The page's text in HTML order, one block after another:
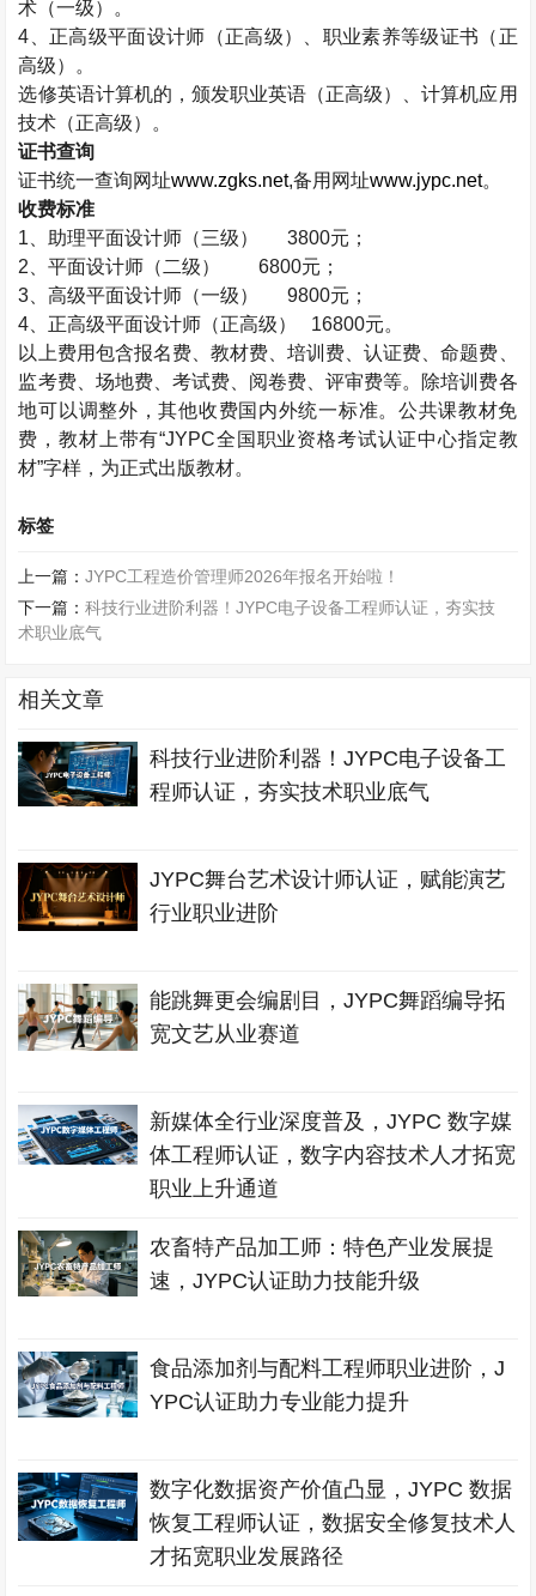
术（一级）。
4 、正高级平面设计师（正高级）、职业素养等级证书（正
高级）。
选修英语计算机的，颁发职业英语（正高级）、计算机应用
技术（正高级）。
证书查询
证书统一查询网址www.zgks.net,备用网址www.jypc.net。
收费标准
1 、助理平面设计师（三级） 3800元；
2 、平面设计师（二级） 6800元；
3 、高级平面设计师（一级） 9800元；
4 、正高级平面设计师（正高级） 16800元。
以上费用包含报名费、教材费、培训费、认证费、命题费、
监考费、场地费、考试费、阅卷费、评审费等。除培训费各
地可以调整外，其他收费国内外统一标准。公共课教材免
费，教材上带有“JYPC全国职业资格考试认证中心指定教
材”字样，为正式出版教材。
标签
上一篇：JYPC工程造价管理师2026年报名开始啦！
下一篇：科技行业进阶利器！JYPC电子设备工程师认证，夯实技
术职业底气
相关文章
科技行业进阶利器！JYPC电子设备工
程师认证，夯实技术职业底气
JYPC舞台艺术设计师认证，赋能演艺
行业职业进阶
能跳舞更会编剧目，JYPC舞蹈编导拓
宽文艺从业赛道
新媒体全行业深度普及，JYPC 数字媒
体工程师认证，数字内容技术人才拓宽
职业上升通道
农畜特产品加工师：特色产业发展提
速，JYPC认证助力技能升级
食品添加剂与配料工程师职业进阶，J
YPC认证助力专业能力提升
数字化数据资产价值凸显，JYPC 数据
恢复工程师认证，数据安全修复技术人
才拓宽职业发展路径